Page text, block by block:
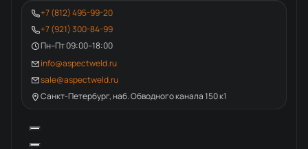
+7 (812) 495-99-20
+7 (921) 300-84-99
Пн–Пт 09:00–18:00
info@aspectweld.ru
sale@aspectweld.ru
Санкт-Петербург, наб. Обводного канала 150 к1